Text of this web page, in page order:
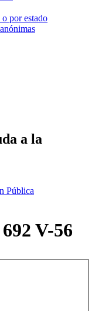
por estado
a la
Pública
V-56